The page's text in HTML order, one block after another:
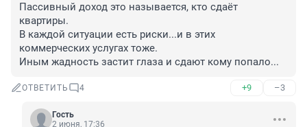
Пассивный доход это называется, кто сдаёт
квартиры.
В каждой ситуации есть риски...и в этих
коммерческих услугах тоже.
Иным жадность застит глаза и сдают кому попало...
ОТВЕТИТЬ 4 +9 –3
Гость
2 июня, 17:36